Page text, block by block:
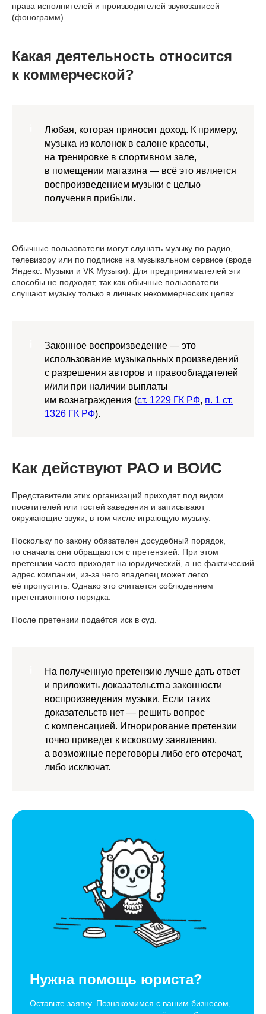
права исполнителей и производителей звукозаписей
(фонограмм).
Какая деятельность относится
к коммерческой?
Любая, которая приносит доход. К примеру,
музыка из колонок в салоне красоты,
на тренировке в спортивном зале,
в помещении магазина — всё это является
воспроизведением музыки с целью
получения прибыли.
Обычные пользователи могут слушать музыку по радио,
телевизору или по подписке на музыкальном сервисе (вроде
Яндекс. Музыки и VK Музыки). Для предпринимателей эти
способы не подходят, так как обычные пользователи
слушают музыку только в личных некоммерческих целях.
Законное воспроизведение — это
использование музыкальных произведений
с разрешения авторов и правообладателей
и/или при наличии выплаты
им вознаграждения (ст. 1229 ГК РФ, п. 1 ст.
1326 ГК РФ).
Как действуют РАО и ВОИС
Представители этих организаций приходят под видом
посетителей или гостей заведения и записывают
окружающие звуки, в том числе играющую музыку.
Поскольку по закону обязателен досудебный порядок,
то сначала они обращаются с претензией. При этом
претензии часто приходят на юридический, а не фактический
адрес компании, из-за чего владелец может легко
её пропустить. Однако это считается соблюдением
претензионного порядка.
После претензии подаётся иск в суд.
На полученную претензию лучше дать ответ
и приложить доказательства законности
воспроизведения музыки. Если таких
доказательств нет — решить вопрос
с компенсацией. Игнорирование претензии
точно приведет к исковому заявлению,
а возможные переговоры либо его отсрочат,
либо исключат.
Нужна помощь юриста?
Оставьте заявку. Познакомимся с вашим бизнесом,